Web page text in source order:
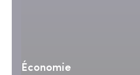
Économie